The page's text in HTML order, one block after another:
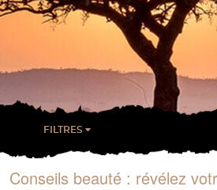
FILTRES
Conseils beauté : révélez